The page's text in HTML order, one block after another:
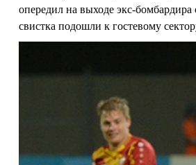
опередил на выходе экс-
свистка подошли к гостевому